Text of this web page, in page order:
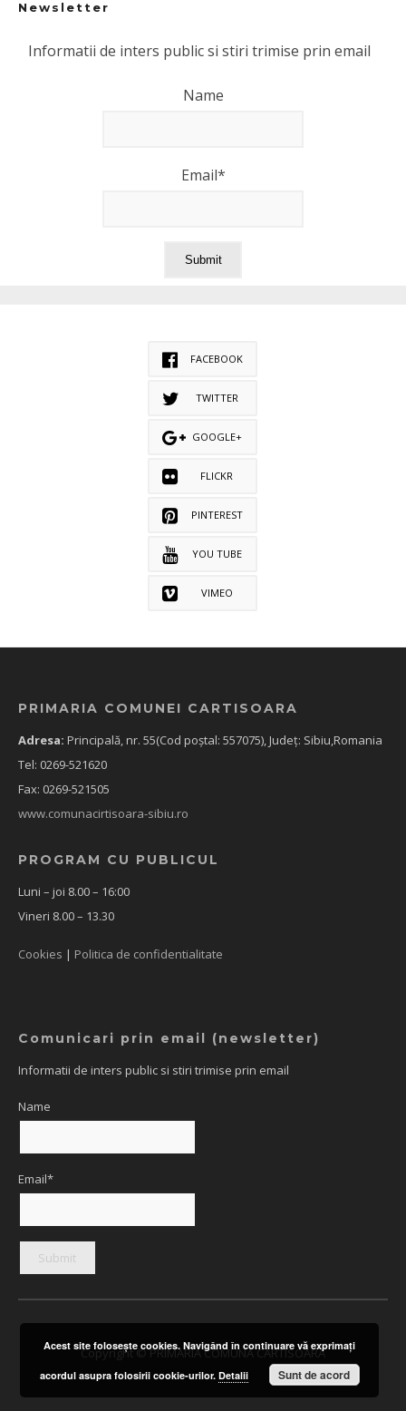
Newsletter
Informatii de inters public si stiri trimise prin email
Name
Email*
FACEBOOK
TWITTER
GOOGLE+
FLICKR
PINTEREST
YOU TUBE
VIMEO
PRIMARIA COMUNEI CARTISOARA
Adresa: Principală, nr. 55(Cod poștal: 557075), Județ: Sibiu,Romania
Tel: 0269-521620
Fax: 0269-521505
www.comunacirtisoara-sibiu.ro
PROGRAM CU PUBLICUL
Luni – joi 8.00 – 16:00
Vineri 8.00 – 13.30
Cookies | Politica de confidentialitate
Comunicari prin email (newsletter)
Informatii de inters public si stiri trimise prin email
Name
Email*
Copyright © PRIMARIA COMUNA CARTISOARA
Acest site foloseşte cookies. Navigând în continuare vă exprimaţi
acordul asupra folosirii cookie-urilor. Detalii Sunt de acord